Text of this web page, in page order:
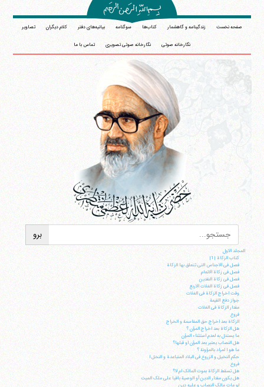
صفحه نخست زندگینامه و گاهشمار کتاب‌ها سوگنامه بیانیه‌های دفتر کلام دیگران تصاویر
نگارخانه صوتی نگارخانه صوتی تصویری تماس با ما
المجلد الاول
کتاب الزکاة |1|
فصل فی الاجناس التی تتعلق بها الزکاة
فصل فی زکاة الانعام
فصل فی زکاة النقدین
فصل فی زکاة الغلات الاربع
وقت اخراج الزکاة فی الغلات
جواز دفع القیمة
مقدار الزکاة فی الغلات
فروع
الزکاة بعد اخراج حق المقاسمة و الخراج
هل الزکاة بعد اخراج المؤن ؟
ما یستدل به لعدم استثناء المؤن
هل النصاب یعتبر بعد المؤن او قبلها؟
ما هو ا لمراد بالمؤونة ؟
حکم النخیل و الزروع فی البلاد المتباعدة و النخل ا
فروع
هل تسقط الزکاة بموت المالک ام لا؟
هل یکون مقدار الدین أو الوصیة باقیا علی ملک المیت
لو مات مالک النصاب و علیه دین